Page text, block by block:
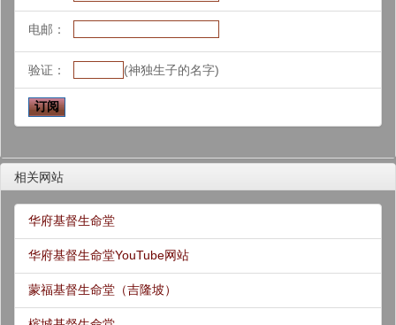
电邮：
验证： (神独生子的名字)
相关网站
华府基督生命堂
华府基督生命堂YouTube网站
蒙福基督生命堂（吉隆坡）